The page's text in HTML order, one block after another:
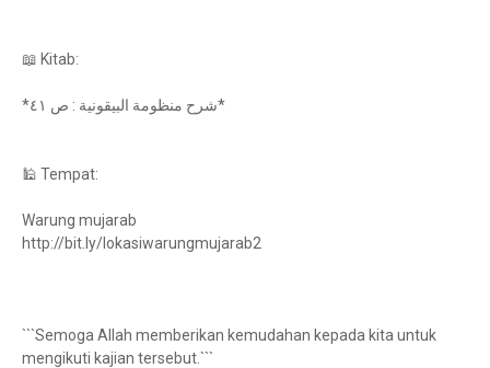
📖 Kitab:
*شرح منظومة البيقونية : ص ٤١*
🕌 Tempat:
Warung mujarab
http://bit.ly/lokasiwarungmujarab2
```Semoga Allah memberikan kemudahan kepada kita untuk
mengikuti kajian tersebut.```